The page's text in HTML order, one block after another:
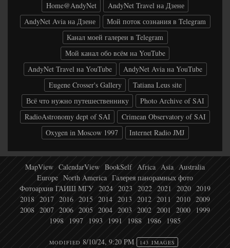
Home@AndyNet
AndyNet Travel на Дзене
AndyNet Avia на Дзене
Мой поток сознания в Telegram
Канал моей галереи в Telegram
Мой канал обо всём на YouTube
AndyNet Travel на YouTube
AndyNet Avia на YouTube
Eugene Crosser's Gallery
Tatiana Leus site
Всё что нужно путешественнику
Photo Archive of SAI
RadioAstronomy dept of SAI
Crimean Observatory of SAI
Oxygen in Moscow 1997
Internet Radio JMJ
MapView CalendarView BookSelf Africa Asia Australia
Europe North America Галерея панорамных фото
Фотоархив ГАИШ МГУ 2024 2023 2022 2021 2020 2019
2018 2017 2016 2015 2014 2013 2012 2011 2010 2009
2008 2007 2006 2005 2004 2003 2002 2001 2000 1999
1998
1997 1993 1991 1988 1986 1985
MODIFIED 8/10/24, 9:20 PM 143 IMAGES